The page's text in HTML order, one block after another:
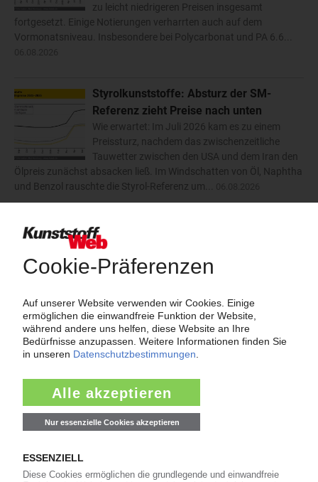
zu leicht niedrigeren Preisen insgesamt
fortgesetzt. Einige Notierungen verharrten auch auf dem
Vormonatsniveau. Insbesondere bei Polycarbonat und PA 6.6...
Styrolkunststoffe: Absturz der SM-
Referenz zieht Preise nach unten
Wie erwartet: Im Juli 2026 kam es zu einem
Preissturz, nachdem das zwischenzeitliche
Tauwetter zwischen den USA und dem Iran den
Ölpreis zunächst absacken ließ. Im Windschatten von Öl, Naphtha
und Benzol rauschte die Styrol-Referenz um...
Trinseo: Deutliche Preiserhöhungen für
Polystyrol, ABS und SAN
Der Kunststoffkonzern Trinseo hat im August
2026 dreistellige Aufschläge für
PS-HI will das Unternehmen die Preise um 170 EUR/t anheben.
ABS soll um 110 EUR/t teurer werden und SAN um...06.08.2026
mehr
Insolvenzen
Antrag: Karl Hess GmbH & Co KG
Insolvenzverfahrens beantragt. Das Amtsgericht Siegen bestellte
daraufhin am 27. Juli 2026 den Rechtsanwalt Nikolaos